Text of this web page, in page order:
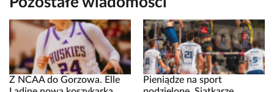
Z NCAA do Gorzowa. Elle
Pieniądze na sport